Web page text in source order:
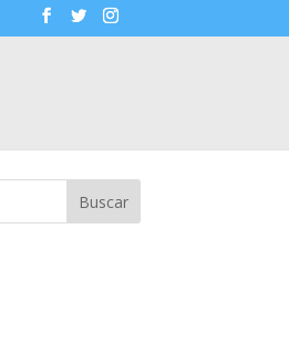
Buscar